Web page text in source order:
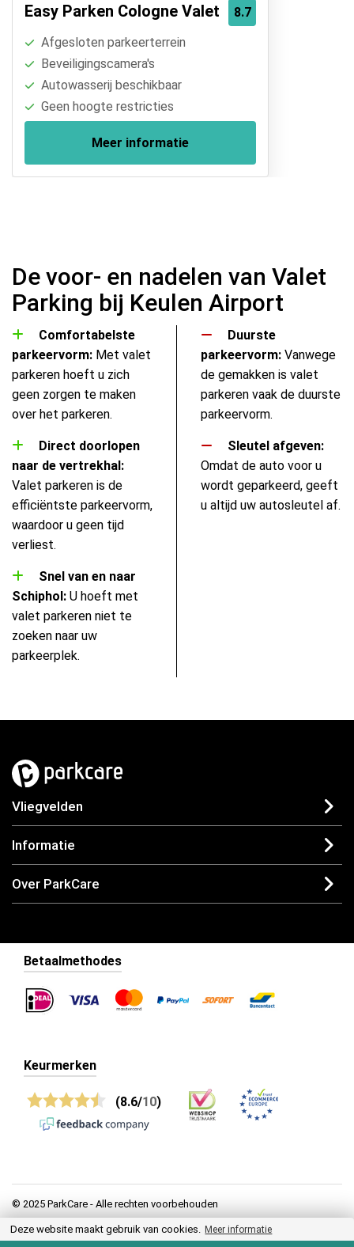
8.7
Easy Parken Cologne Valet
Afgesloten parkeerterrein
Beveiligingscamera's
Autowasserij beschikbaar
Geen hoogte restricties
Meer informatie
De voor- en nadelen van Valet
Parking bij Keulen Airport
Comfortabelste
parkeervorm: Met valet
parkeren hoeft u zich
geen zorgen te maken
over het parkeren.
Direct doorlopen
naar de vertrekhal:
Valet parkeren is de
efficiëntste parkeervorm,
waardoor u geen tijd
verliest.
Snel van en naar
Schiphol: U hoeft met
valet parkeren niet te
zoeken naar uw
parkeerplek.
Duurste
parkeervorm: Vanwege
de gemakken is valet
parkeren vaak de duurste
parkeervorm.
Sleutel afgeven:
Omdat de auto voor u
wordt geparkeerd, geeft
u altijd uw autosleutel af.
Vliegvelden
Informatie
Over ParkCare
Betaalmethodes
Keurmerken
(8.6/10)
© 2025 ParkCare - Alle rechten voorbehouden
Privacy
Deze website maakt gebruik van cookies. Meer informatie